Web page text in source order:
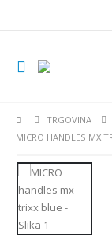
TRGOVINA
MICRO HANDLES MX